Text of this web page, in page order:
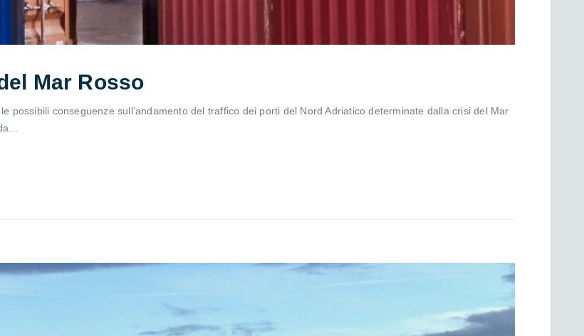
Mar Rosso
possibili conseguenze sull’andamento del traffico dei porti del Nord Adriatico determinate dalla crisi del Mar